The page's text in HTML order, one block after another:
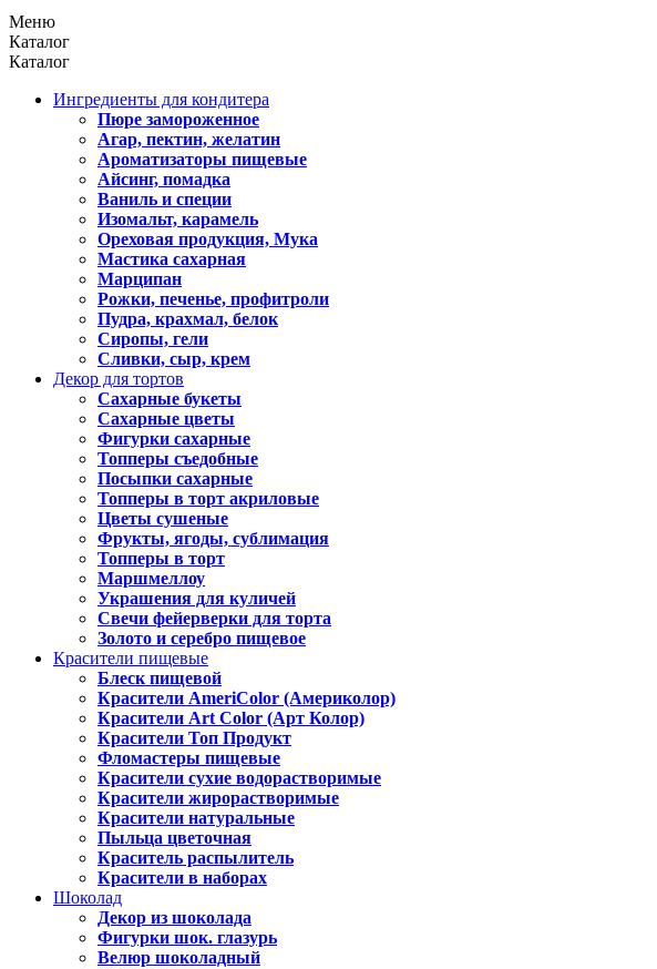
Меню
Каталог
Каталог
Ингредиенты для кондитера
Пюре замороженное
Агар, пектин, желатин
Ароматизаторы пищевые
Айсинг, помадка
Ваниль и специи
Изомальт, карамель
Ореховая продукция, Мука
Мастика сахарная
Марципан
Рожки, печенье, профитроли
Пудра, крахмал, белок
Сиропы, гели
Сливки, сыр, крем
Декор для тортов
Сахарные букеты
Сахарные цветы
Фигурки сахарные
Топперы съедобные
Посыпки сахарные
Топперы в торт акриловые
Цветы сушеные
Фрукты, ягоды, сублимация
Топперы в торт
Маршмеллоу
Украшения для куличей
Свечи фейерверки для торта
Золото и серебро пищевое
Красители пищевые
Блеск пищевой
Красители AmeriColor (Америколор)
Красители Art Color (Арт Колор)
Красители Топ Продукт
Фломастеры пищевые
Красители сухие водорастворимые
Красители жирорастворимые
Красители натуральные
Пыльца цветочная
Краситель распылитель
Красители в наборах
Шоколад
Декор из шоколада
Фигурки шок. глазурь
Велюр шоколадный